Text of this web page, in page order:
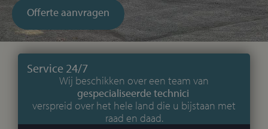
Offerte aanvragen
Service 24/7
Wij beschikken over een team van
gespecialiseerde technici
verspreid over het hele land die u bijstaan met
raad en daad.